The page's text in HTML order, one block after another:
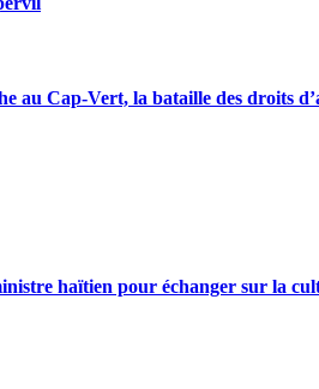
au Cap-Vert, la bataille des droits
haïtien pour échanger sur la